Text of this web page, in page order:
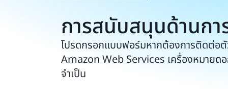
การสนับสนุนด้านกา
โปรดกรอกแบบฟอร์มหากต้องการติดต่อ
Amazon Web Services เครื่องหมาย
จำเป็น